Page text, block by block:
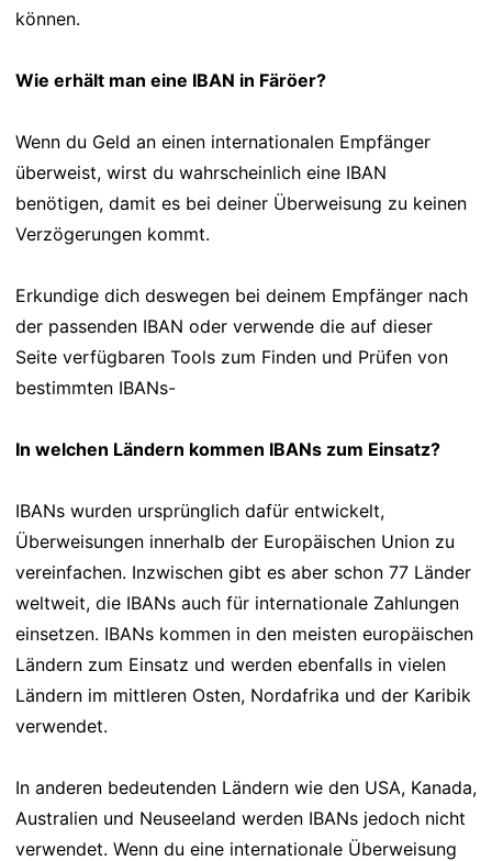
können.
Wie erhält man eine IBAN in Färöer?
Wenn du Geld an einen internationalen Empfänger
überweist, wirst du wahrscheinlich eine IBAN
benötigen, damit es bei deiner Überweisung zu keinen
Verzögerungen kommt.
Erkundige dich deswegen bei deinem Empfänger nach
der passenden IBAN oder verwende die auf dieser
Seite verfügbaren Tools zum Finden und Prüfen von
bestimmten IBANs-
In welchen Ländern kommen IBANs zum Einsatz?
IBANs wurden ursprünglich dafür entwickelt,
Überweisungen innerhalb der Europäischen Union zu
vereinfachen. Inzwischen gibt es aber schon 77 Länder
weltweit, die IBANs auch für internationale Zahlungen
einsetzen. IBANs kommen in den meisten europäischen
Ländern zum Einsatz und werden ebenfalls in vielen
Ländern im mittleren Osten, Nordafrika und der Karibik
verwendet.
In anderen bedeutenden Ländern wie den USA, Kanada,
Australien und Neuseeland werden IBANs jedoch nicht
verwendet. Wenn du eine internationale Überweisung